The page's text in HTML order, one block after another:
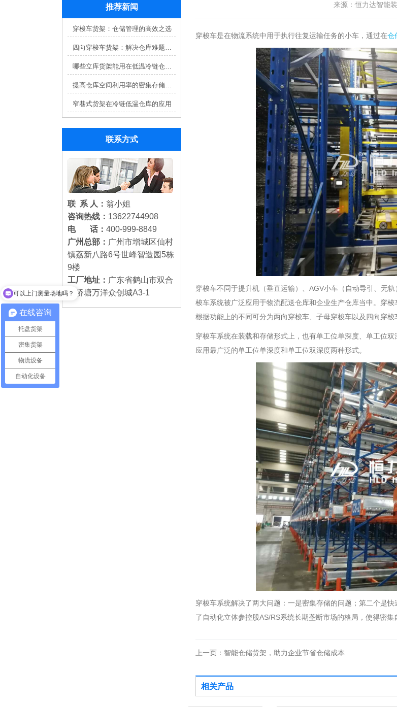
推荐新闻
穿梭车货架：仓储管理的高效之选
四向穿梭车货架：解决仓库难题，提升效率
哪些立库货架能用在低温冷链仓库？
提高仓库空间利用率的密集存储货架方案
窄巷式货架在冷链低温仓库的应用
联系方式
联 系 人： 翁小姐
咨询热线： 13622744908
电 话： 400-999-8849
广州总部： 广州市增城区仙村
镇荔新八路6号世峰智造园5栋
9楼
工厂地址： 广东省鹤山市双合
镇侨塘万洋众创城A3-1
来源：恒力达智能
穿梭车是在物流系统中用于执行往复运输任务的小车，通过在仓
穿梭车不同于提升机（垂直运输）、AGV小车（自动导引、无
梭车系统被广泛应用于物流配送仓库和企业生产仓库当中。穿
根据功能上的不同可分为两向穿梭车、子母穿梭车以及四向穿梭
穿梭车系统在装载和存储形式上，也有单工位单深度、单工位
应用最广泛的单工位单深度和单工位双深度两种形式。
穿梭车系统解决了两大问题：一是密集存储的问题；第二个是
了自动化立体参控股AS/RS系统长期垄断市场的格局，使得密集
上一页： 智能仓储货架，助力企业节省仓储成本
相关产品
在线咨询
托盘货架
密集货架
物流设备
自动化设备
货架怎么卖的？
可以上门测量场地吗？